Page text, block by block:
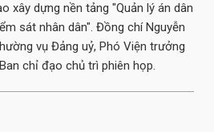
xây dựng nền tảng "Quản lý án dân
sát nhân dân". Đồng chí Nguyễn
vụ Đảng uỷ, Phó Viện trưởng
chỉ đạo chủ trì phiên họp.